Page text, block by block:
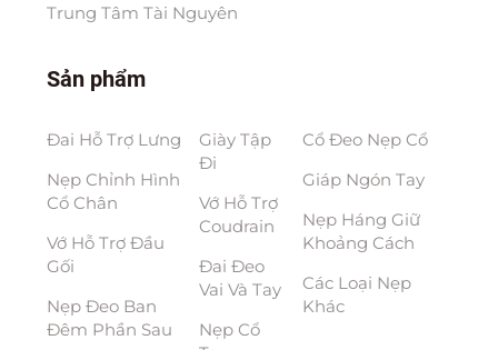
Trung Tâm Tài Nguyên
Sản phẩm
Đai Hỗ Trợ Lưng
Nẹp Chỉnh Hình
Cổ Chân
Vớ Hỗ Trợ Đầu
Gối
Nẹp Đeo Ban
Đêm Phần Sau
Giày Tập
Đi
Vớ Hỗ Trợ
Coudrain
Đai Đeo
Vai Và Tay
Nẹp Cổ
Cổ Đeo Nẹp Cổ
Giáp Ngón Tay
Nẹp Háng Giữ
Khoảng Cách
Các Loại Nẹp
Khác